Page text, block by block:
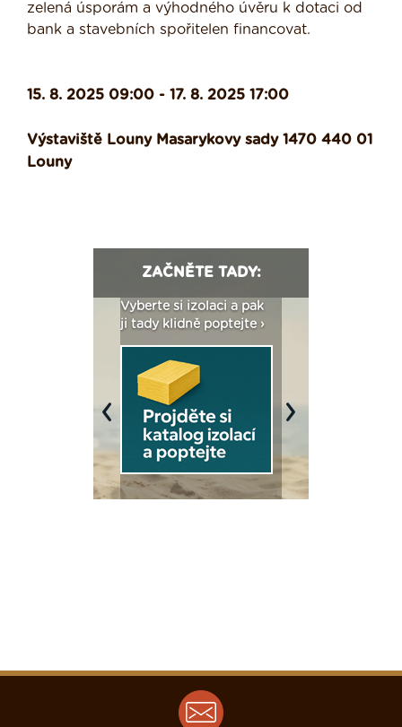
zelená úsporám a výhodného úvěru k dotaci od
bank a stavebních spořitelen financovat.
15. 8. 2025 09:00 - 17. 8. 2025 17:00
Výstaviště Louny Masarykovy sady 1470 440 01
Louny
ZAČNĚTE TADY:
Vyberte si izolaci a pak
ji tady klidně poptejte ›
Previous Next